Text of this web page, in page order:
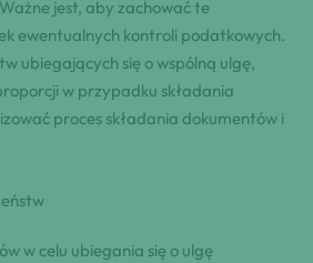
jest, aby zachować te
ewentualnych kontroli podatkowych.
ubiegających się o wspólną ulgę,
w przypadku składania
proces składania dokumentów i
w celu ubiegania się o ulgę